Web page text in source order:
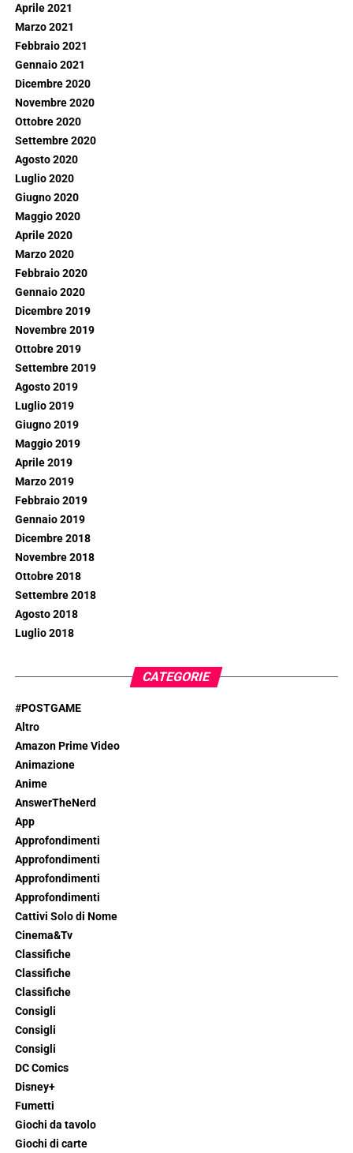
Aprile 2021
Marzo 2021
Febbraio 2021
Gennaio 2021
Dicembre 2020
Novembre 2020
Ottobre 2020
Settembre 2020
Agosto 2020
Luglio 2020
Giugno 2020
Maggio 2020
Aprile 2020
Marzo 2020
Febbraio 2020
Gennaio 2020
Dicembre 2019
Novembre 2019
Ottobre 2019
Settembre 2019
Agosto 2019
Luglio 2019
Giugno 2019
Maggio 2019
Aprile 2019
Marzo 2019
Febbraio 2019
Gennaio 2019
Dicembre 2018
Novembre 2018
Ottobre 2018
Settembre 2018
Agosto 2018
Luglio 2018
CATEGORIE
#POSTGAME
Altro
Amazon Prime Video
Animazione
Anime
AnswerTheNerd
App
Approfondimenti
Approfondimenti
Approfondimenti
Approfondimenti
Cattivi Solo di Nome
Cinema&Tv
Classifiche
Classifiche
Classifiche
Consigli
Consigli
Consigli
DC Comics
Disney+
Fumetti
Giochi da tavolo
Giochi di carte